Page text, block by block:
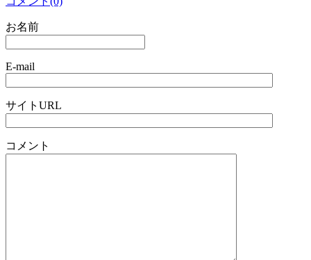
お名前
E-mail
サイトURL
コメント